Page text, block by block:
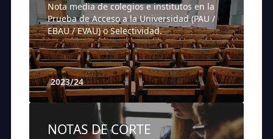
Nota media de colegios e institutos en la
Prueba de Acceso a la Universidad (PAU /
EBAU / EVAU) o Selectividad.
2023/24
NOTAS DE CORTE